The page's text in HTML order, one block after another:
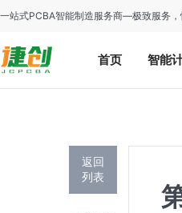
一站式PCBA智能制造服务商—极致服务，
首页 智能
返回
列表